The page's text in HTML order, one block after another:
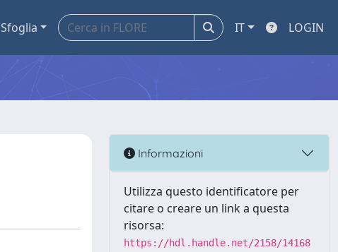
Sfoglia IT LOGIN
Informazioni
Utilizza questo identificatore per
citare o creare un link a questa
risorsa:
https://hdl.handle.net/2158/14168